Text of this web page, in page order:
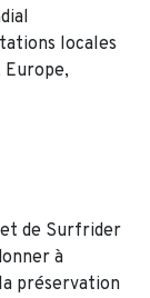
locales
Europe,
de Surfrider
à
préservation